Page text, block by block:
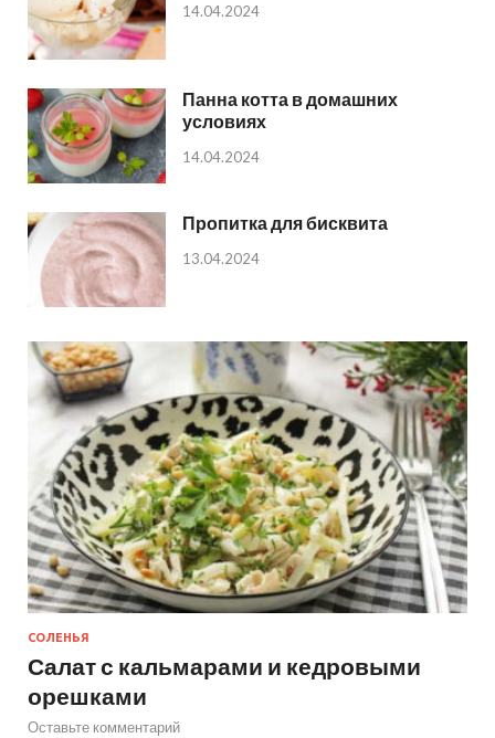
14.04.2024
Панна котта в домашних
условиях
14.04.2024
Пропитка для бисквита
13.04.2024
СОЛЕНЬЯ
Салат с кальмарами и кедровыми
орешками
Оставьте комментарий